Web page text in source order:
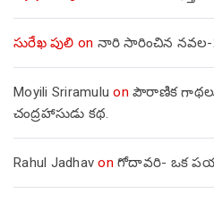
సురేఖ పులి on నారి సారించిన
Moyili Sriramulu on పౌరాణిక గాథలు
చంద్రహాసుడు కథ.
Rahul Jadhav on గోదావరి- ఒక